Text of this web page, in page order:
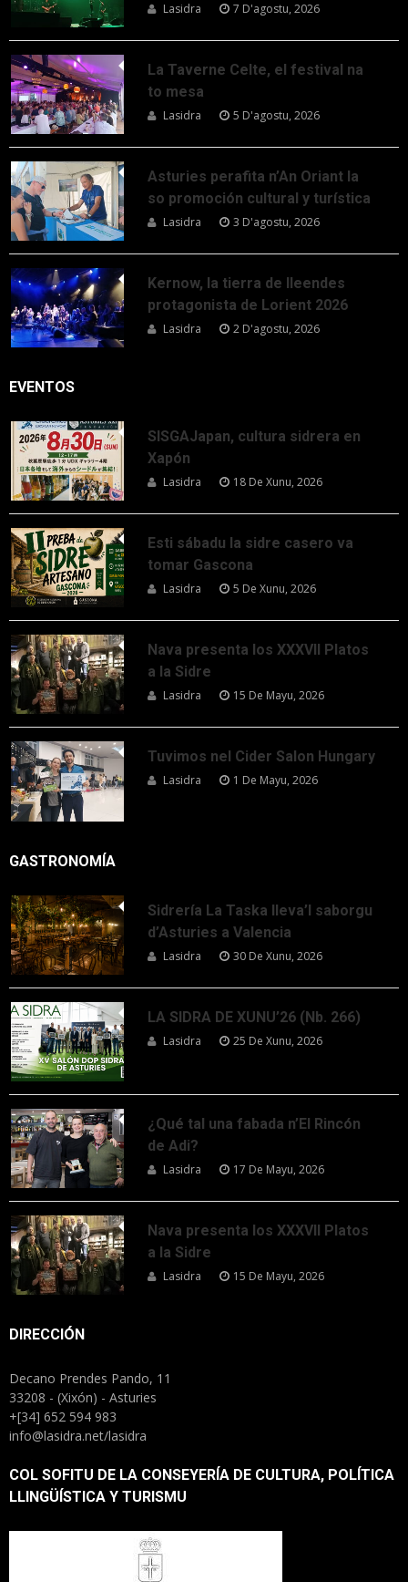
Lasidra 7 D'agostu, 2026
La Taverne Celte, el festival na
to mesa
Lasidra 5 D'agostu, 2026
Asturies perafita n’An Oriant la
so promoción cultural y turística
Lasidra 3 D'agostu, 2026
Kernow, la tierra de lleendes
protagonista de Lorient 2026
Lasidra 2 D'agostu, 2026
EVENTOS
SISGAJapan, cultura sidrera en
Xapón
Lasidra 18 De Xunu, 2026
Esti sábadu la sidre casero va
tomar Gascona
Lasidra 5 De Xunu, 2026
Nava presenta los XXXVII Platos
a la Sidre
Lasidra 15 De Mayu, 2026
Tuvimos nel Cider Salon Hungary
Lasidra 1 De Mayu, 2026
GASTRONOMÍA
Sidrería La Taska lleva’l saborgu
d’Asturies a Valencia
Lasidra 30 De Xunu, 2026
LA SIDRA DE XUNU’26 (Nb. 266)
Lasidra 25 De Xunu, 2026
¿Qué tal una fabada n’El Rincón
de Adi?
Lasidra 17 De Mayu, 2026
Nava presenta los XXXVII Platos
a la Sidre
Lasidra 15 De Mayu, 2026
DIRECCIÓN
Decano Prendes Pando, 11
33208 - (Xixón) - Asturies
+[34] 652 594 983
info@lasidra.net/lasidra
COL SOFITU DE LA CONSEYERÍA DE CULTURA, POLÍTICA
LLINGÜÍSTICA Y TURISMU